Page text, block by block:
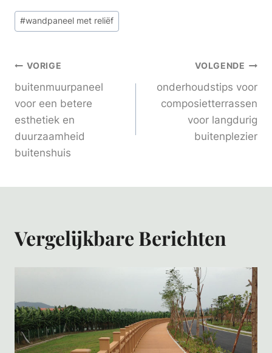
Bericht
tags:
#wandpaneel met reliëf
Berichtnavigatie
VORIGE
buitenmuurpaneel
voor een betere
esthetiek en
duurzaamheid
buitenshuis
VOLGENDE
onderhoudstips voor
composietterrassen
voor langdurig
buitenplezier
Vergelijkbare Berichten